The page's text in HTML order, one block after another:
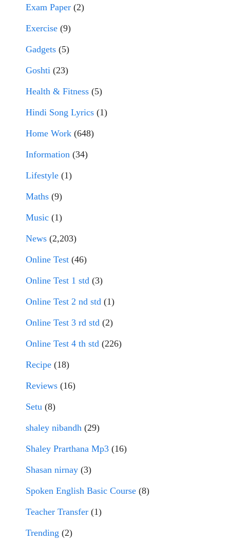
Exam Paper (2)
Exercise (9)
Gadgets (5)
Goshti (23)
Health & Fitness (5)
Hindi Song Lyrics (1)
Home Work (648)
Information (34)
Lifestyle (1)
Maths (9)
Music (1)
News (2,203)
Online Test (46)
Online Test 1 std (3)
Online Test 2 nd std (1)
Online Test 3 rd std (2)
Online Test 4 th std (226)
Recipe (18)
Reviews (16)
Setu (8)
shaley nibandh (29)
Shaley Prarthana Mp3 (16)
Shasan nirnay (3)
Spoken English Basic Course (8)
Teacher Transfer (1)
Trending (2)